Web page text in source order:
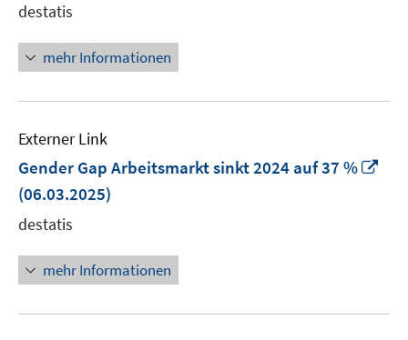
öffnen
destatis
mehr Informationen
Externer Link
Gender Gap Arbeitsmarkt sinkt 2024 auf 37 %
(06.03.2025)
destatis
mehr Informationen